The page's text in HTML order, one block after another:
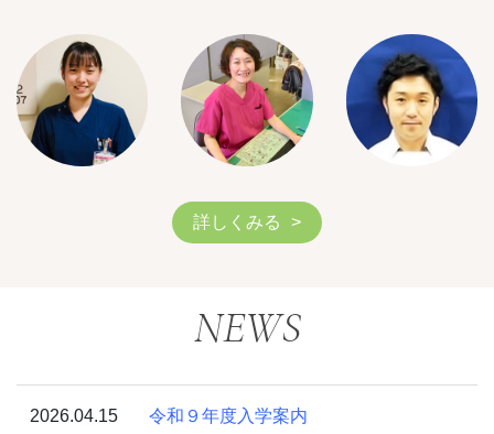
詳しくみる
NEWS
2026.04.15 令和９年度入学案内